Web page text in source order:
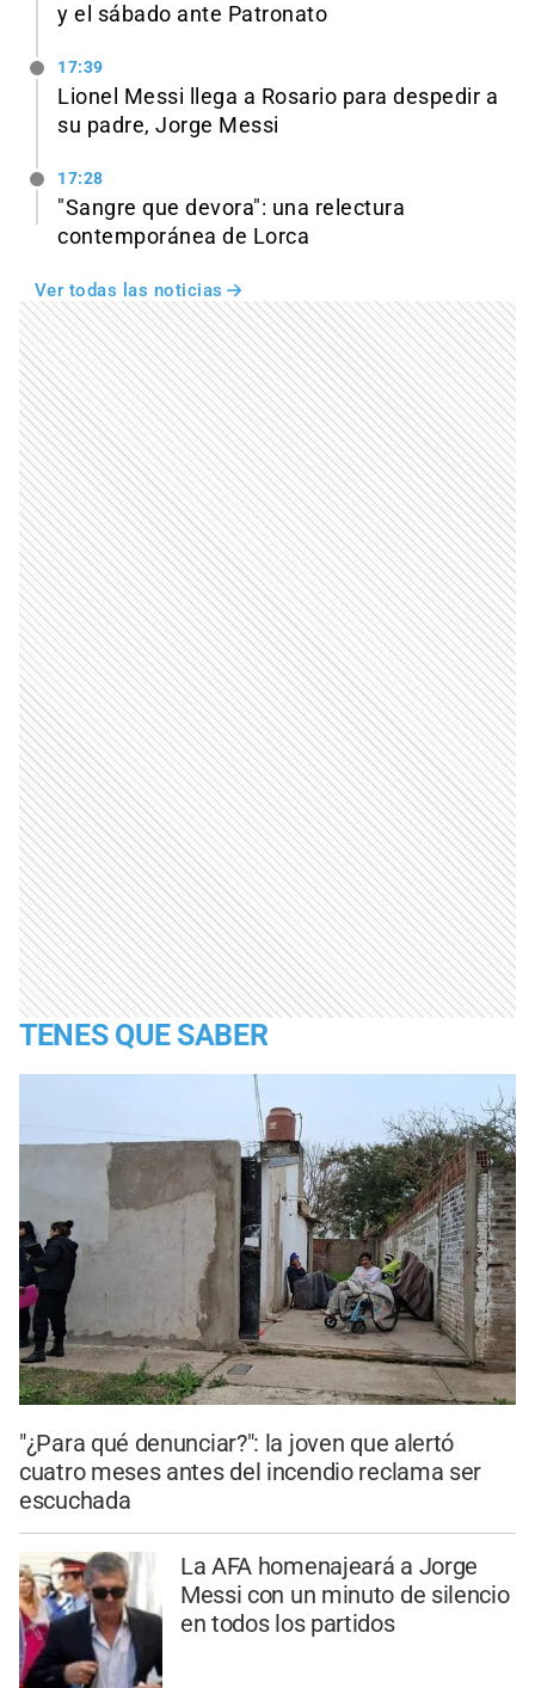
y el sábado ante Patronato
17:39
Lionel Messi llega a Rosario para despedir a
su padre, Jorge Messi
17:28
"Sangre que devora": una relectura
contemporánea de Lorca
Ver todas las noticias
TENES QUE SABER
"¿Para qué denunciar?": la joven que alertó
cuatro meses antes del incendio reclama ser
escuchada
La AFA homenajeará a Jorge
Messi con un minuto de silencio
en todos los partidos